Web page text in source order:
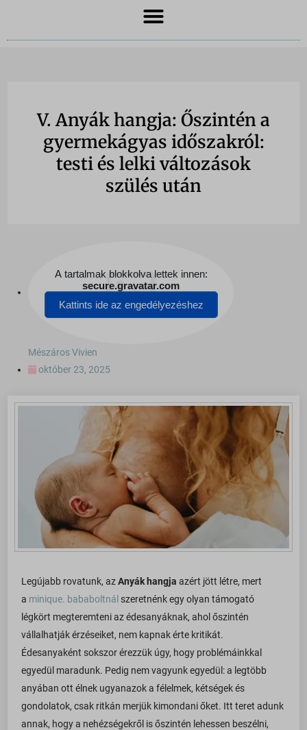
V. Anyák hangja: Őszintén a
gyermekágyas időszakról:
testi és lelki változások
szülés után
Mészáros Vivien
október 23, 2025
Legújabb rovatunk, azAnyák hangja azért jött létre, mert
a minique. bababoltnál szeretnénk egy olyan támogató
légkört megteremteni az édesanyáknak, ahol őszintén
vállalhatják érzéseiket, nem kapnak érte kritikát.
Édesanyaként sokszor érezzük úgy, hogy problémáinkkal
egyedül maradunk. Pedig nem vagyunk egyedül: a legtöbb
anyában ott élnek ugyanazok a félelmek, kétségek és
gondolatok, csak ritkán merjük kimondani őket. Itt teret adunk
annak, hogy a nehézségekről is őszintén lehessen beszélni,